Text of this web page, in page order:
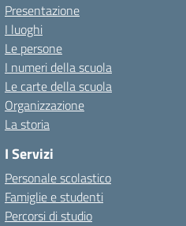
Presentazione
I luoghi
Le persone
I numeri della scuola
Le carte della scuola
Organizzazione
La storia
I Servizi
Personale scolastico
Famiglie e studenti
Percorsi di studio